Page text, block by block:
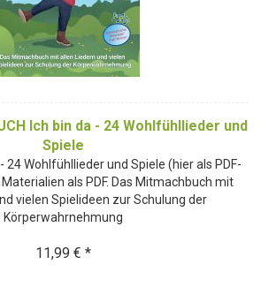
Ich bin da - 24 Wohlfühllieder und
Spiele
- 24 Wohlfühllieder und Spiele (hier als PDF-
Materialien als PDF. Das Mitmachbuch mit
vielen Spielideen zur Schulung der
Körperwahrnehmung
11,99 € *